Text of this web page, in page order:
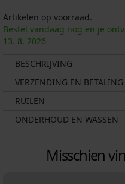
Artikelen op voorraad.
Bestel vandaag nog en je
13. 8. 2026
BESCHRIJVING
VERZENDING EN BETALING
RUILEN
ONDERHOUD EN WASSEN
Misschien